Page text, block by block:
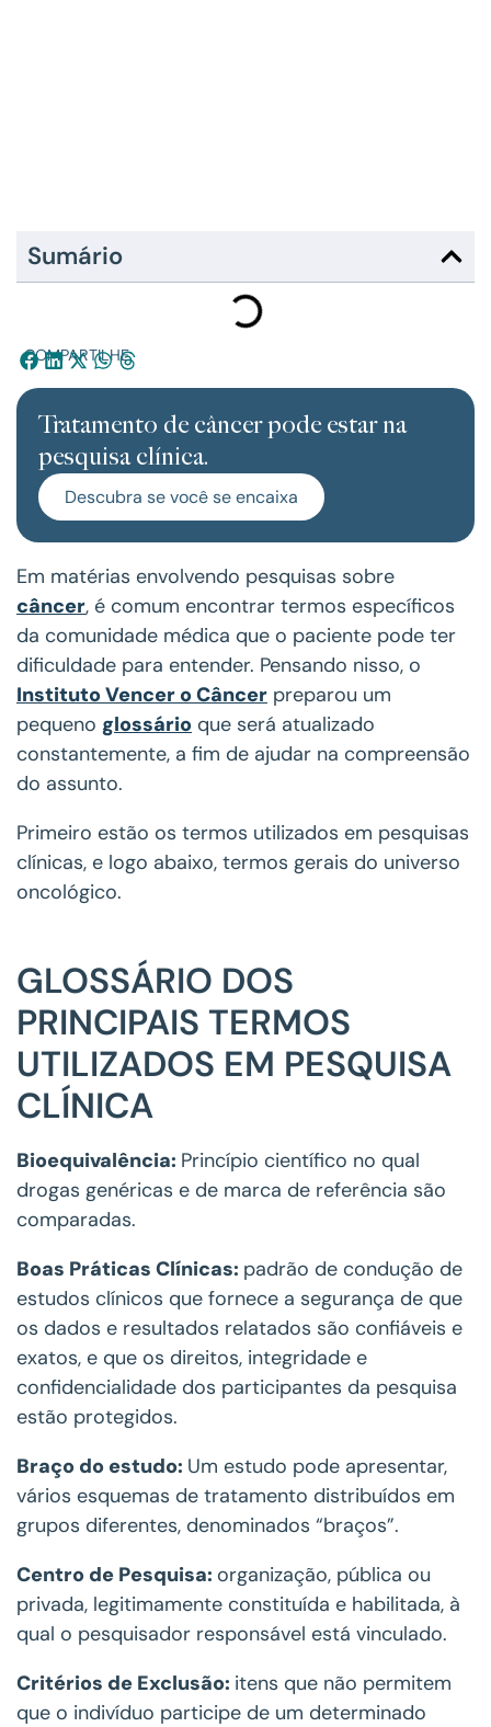
Sumário
COMPARTILHE:
Tratamento de câncer pode estar na
pesquisa clínica.
Descubra se você se encaixa
Em matérias envolvendo pesquisas sobre
câncer, é comum encontrar termos específicos
da comunidade médica que o paciente pode ter
dificuldade para entender. Pensando nisso, o
Instituto Vencer o Câncer preparou um
pequeno glossário que será atualizado
constantemente, a fim de ajudar na compreensão
do assunto.
Primeiro estão os termos utilizados em pesquisas
clínicas, e logo abaixo, termos gerais do universo
oncológico.
GLOSSÁRIO DOS
PRINCIPAIS TERMOS
UTILIZADOS EM PESQUISA
CLÍNICA
Bioequivalência: Princípio científico no qual
drogas genéricas e de marca de referência são
comparadas.
Boas Práticas Clínicas: padrão de condução de
estudos clínicos que fornece a segurança de que
os dados e resultados relatados são confiáveis e
exatos, e que os direitos, integridade e
confidencialidade dos participantes da pesquisa
estão protegidos.
Braço do estudo: Um estudo pode apresentar,
vários esquemas de tratamento distribuídos em
grupos diferentes, denominados “braços”.
Centro de Pesquisa: organização, pública ou
privada, legitimamente constituída e habilitada, à
qual o pesquisador responsável está vinculado.
Critérios de Exclusão: itens que não permitem
que o indivíduo participe de um determinado